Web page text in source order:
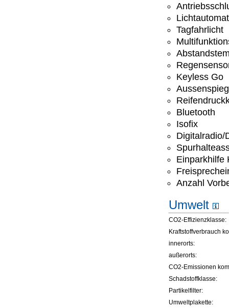
Tagfahrlicht
Keyless Go
Bluetooth
Isofix
Digitalradio/
Einparkhilfe
Anzahl
Umwelt
CO2-Effizienzklasse:
Kraftstoffverbrauch
innerorts:
außerorts:
CO2-Emissionen
Schadstoffklasse:
Partikelfilter:
Umweltplakette: